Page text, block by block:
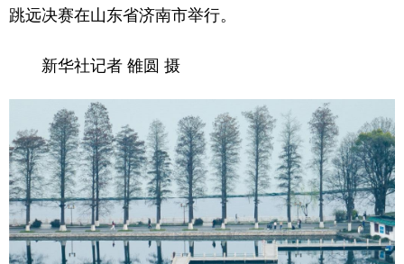
跳远决赛在山东省济南市举行。
新华社记者 雒圆 摄